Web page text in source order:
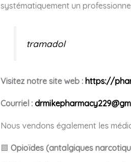
systématiquement un
tramadol
Visitez notre site web : https://
Courriel :
Nous vendons également les
🟦 Opioïdes (antalgiques